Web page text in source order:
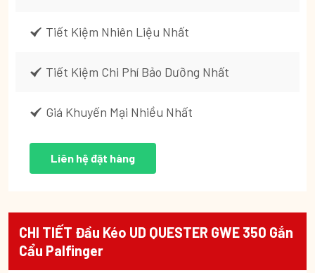
Tiết Kiệm Nhiên Liệu Nhất
Tiết Kiệm Chi Phí Bảo Dưỡng Nhất
Giá Khuyến Mại Nhiều Nhất
Liên hệ đặt hàng
CHI TIẾT Đầu Kéo UD QUESTER GWE 350 Gắn
Cẩu Palfinger